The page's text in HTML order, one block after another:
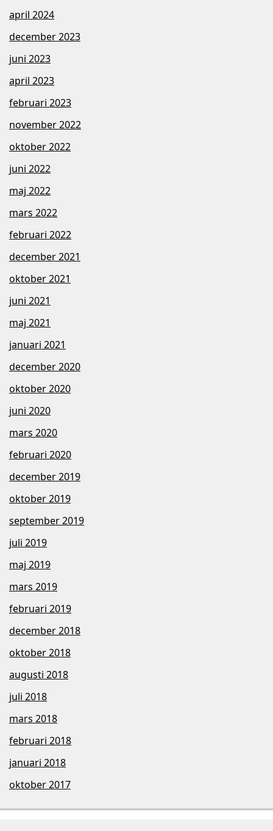
april 2024
december 2023
juni 2023
april 2023
februari 2023
november 2022
oktober 2022
juni 2022
maj 2022
mars 2022
februari 2022
december 2021
oktober 2021
juni 2021
maj 2021
januari 2021
december 2020
oktober 2020
juni 2020
mars 2020
februari 2020
december 2019
oktober 2019
september 2019
juli 2019
maj 2019
mars 2019
februari 2019
december 2018
oktober 2018
augusti 2018
juli 2018
mars 2018
februari 2018
januari 2018
oktober 2017